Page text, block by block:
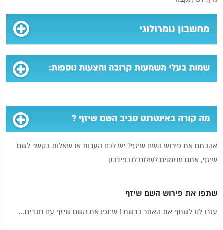
מחשבון נומרולוגי
שמות בעלי משמעות קרובה והצעות נוספות:
מה קורה באינטרנט סביב השם שיזף ?
אהבתם את פירוש השם שיזף? יש לכם הערות או שאלות בקשר לשם
שיזף, אתם מוזמנים לשלוח לנו פידבק
שתפו את פירוש השם שיזף
עזרו לנו לשתף את האתר ברשת ! שתפו את השם שיזף עם חברים...